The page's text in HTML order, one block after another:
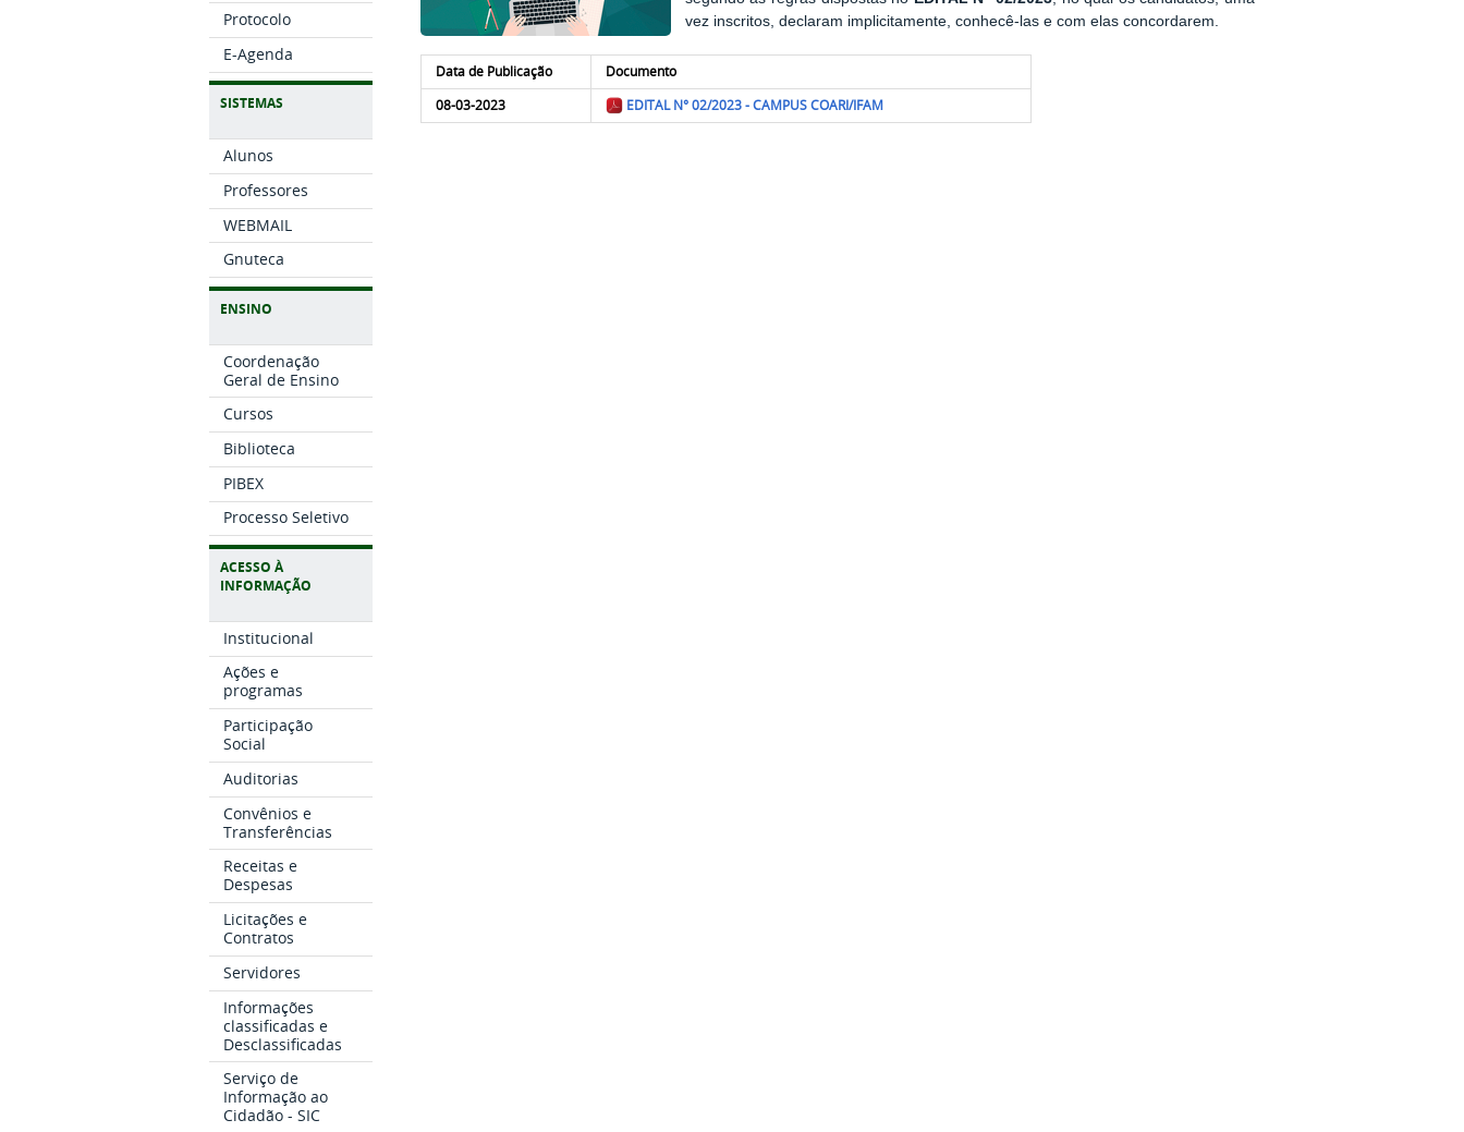
Protocolo
E-Agenda
SISTEMAS
Alunos
Professores
WEBMAIL
Gnuteca
ENSINO
Coordenação
Geral de Ensino
Cursos
Biblioteca
PIBEX
Processo Seletivo
ACESSO À
INFORMAÇÃO
Institucional
Ações e
programas
Participação
Social
Auditorias
Convênios e
Transferências
Receitas e
Despesas
Licitações e
Contratos
Servidores
Informações
classificadas e
Desclassificadas
Serviço de
Informação ao
Cidadão - SIC
vez inscritos, declaram implicitamente, conhecê-las e com elas concordarem.
Data de Publicação
Documento
08-03-2023
EDITAL N° 02/2023 - CAMPUS COARI/IFAM